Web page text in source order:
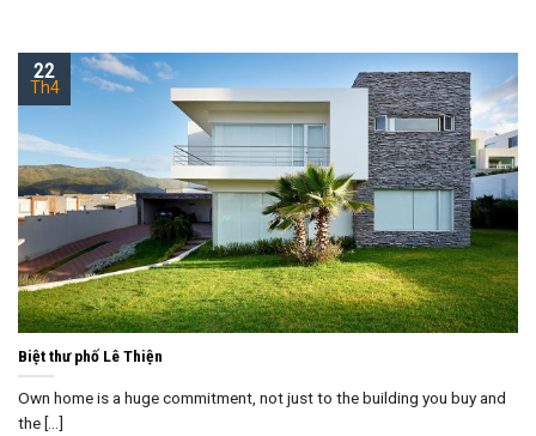
Biệt thư phố Lê Thiện
Own home is a huge commitment, not just to the building you buy and
the [...]
22
Th4